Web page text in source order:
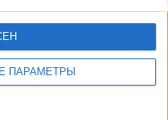
ПАРАМЕТРЫ